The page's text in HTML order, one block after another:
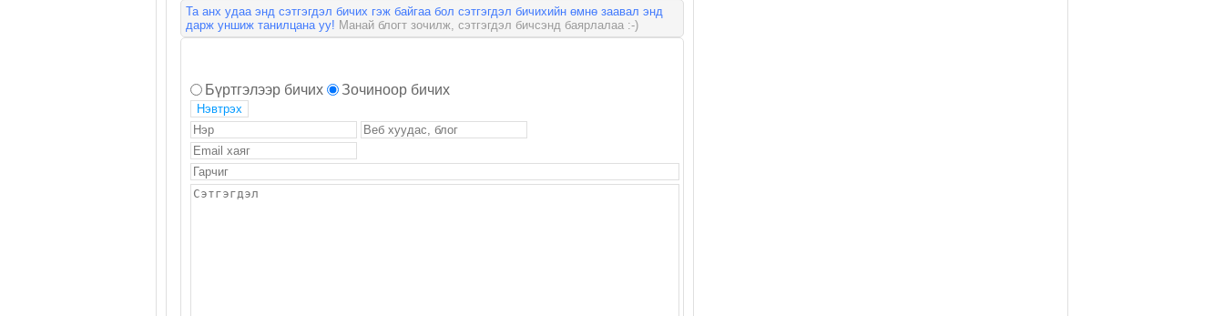
Та анх удаа энд сэтгэгдэл бичих гэж байгаа бол сэтгэгдэл бичихийн өмнө заавал энд
дарж уншиж танилцана уу! Манай блогт зочилж, сэтгэгдэл бичсэнд баярлалаа :-)
Бүртгэлээр бичих Зочиноор бичих